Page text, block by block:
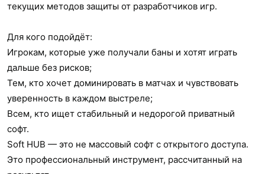
текущих методов защиты от разработчиков игр.
Для кого подойдёт:
Игрокам, которые уже получали баны и хотят играть
дальше без рисков;
Тем, кто хочет доминировать в матчах и чувствовать
уверенность в каждом выстреле;
Всем, кто ищет стабильный и недорогой приватный
софт.
Soft HUB — это не массовый софт с открытого доступа.
Это профессиональный инструмент, рассчитанный на